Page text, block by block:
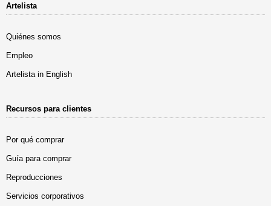
Artelista
Quiénes somos
Empleo
Artelista in English
Recursos para clientes
Por qué comprar
Guía para comprar
Reproducciones
Servicios corporativos